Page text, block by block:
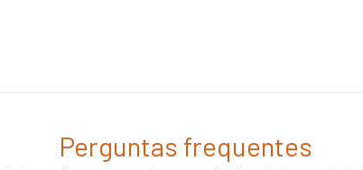
Perguntas frequentes